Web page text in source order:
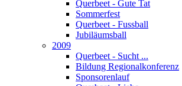
Querbeet - Gute Tat
Sommerfest
Querbeet - Fussball
Jubiläumsball
2009
Querbeet - Sucht ...
Bildung Regionalkonferenz
Sponsorenlauf